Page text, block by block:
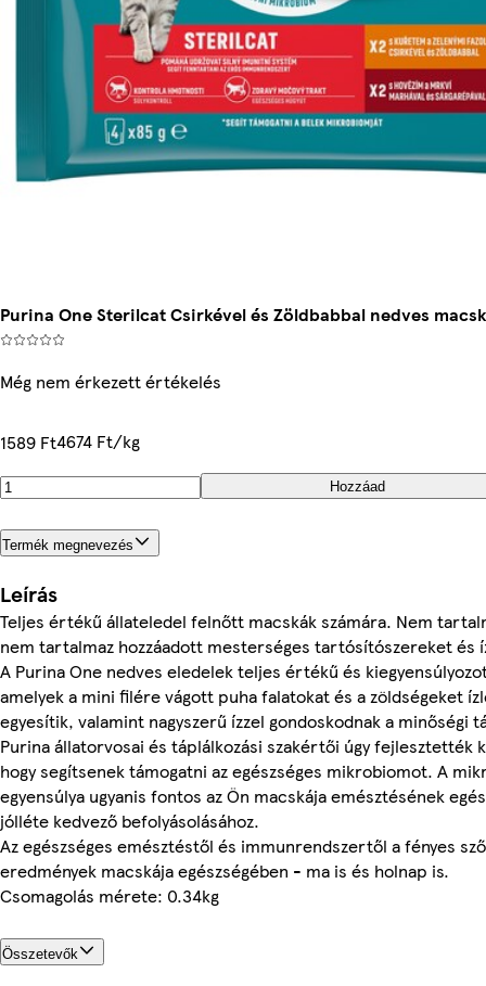
Purina One Sterilcat Csirkével és Zöldbabbal nedves
Még nem érkezett értékelés
1589 Ft4674 Ft/kg
Hozzáad
Termék megnevezés
Leírás
Teljes értékű állateledel felnőtt macskák számára. Nem
nem tartalmaz hozzáadott mesterséges tartósítószereket és
A Purina One nedves eledelek teljes értékű és
amelyek a mini filére vágott puha falatokat és a zöldségeket
egyesítik, valamint nagyszerű ízzel gondoskodnak a minőségi
Purina állatorvosai és táplálkozási szakértői úgy fejlesztették
hogy segítsenek támogatni az egészséges mikrobiomot. A
egyensúlya ugyanis fontos az Ön macskája emésztésének
jólléte kedvező befolyásolásához.
Az egészséges emésztéstől és immunrendszertől a fényes
eredmények macskája egészségében - ma is és holnap is.
Csomagolás mérete: 0.34kg
Összetevők